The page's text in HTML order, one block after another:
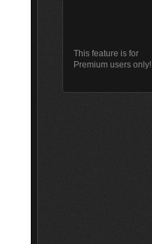
This feature is for
Premium users only!